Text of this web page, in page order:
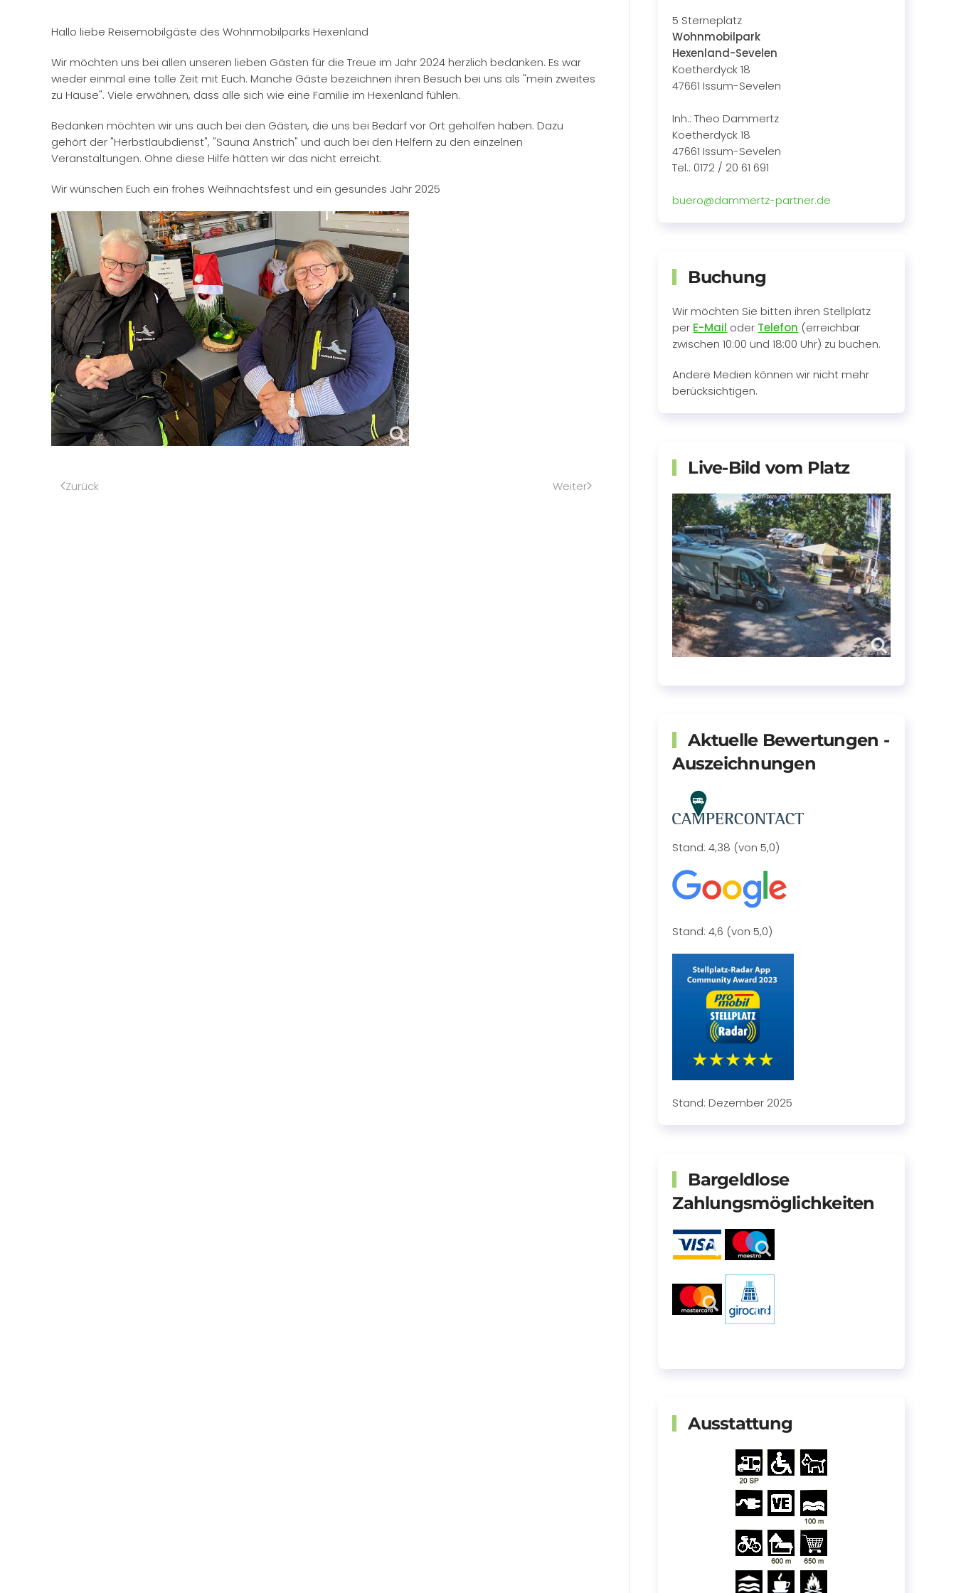
Hallo liebe Reisemobilgäste des Wohnmobilparks Hexenland
Wir möchten uns bei allen unseren lieben Gästen für die Treue im Jahr 2024 herzlich bedanken. Es war
wieder einmal eine tolle Zeit mit Euch. Manche Gäste bezeichnen ihren Besuch bei uns als "mein zweites
zu Hause". Viele erwähnen, dass alle sich wie eine Familie im Hexenland fühlen.
Bedanken möchten wir uns auch bei den Gästen, die uns bei Bedarf vor Ort geholfen haben. Dazu
gehört der "Herbstlaubdienst", "Sauna Anstrich" und auch bei den Helfern zu den einzelnen
Veranstaltungen. Ohne diese Hilfe hätten wir das nicht erreicht.
Wir wünschen Euch ein frohes Weihnachtsfest und ein gesundes Jahr 2025
Zurück Weiter
5 Sterneplatz
Wohnmobilpark
Hexenland-Sevelen
Koetherdyck 18
47661 Issum-Sevelen
Inh.: Theo Dammertz
Koetherdyck 18
47661 Issum-Sevelen
Tel.: 0172 / 20 61 691
buero@dammertz-partner.de
Buchung
Wir möchten Sie bitten ihren Stellplatz
per E-Mail oder Telefon (erreichbar
zwischen 10:00 und 18:00 Uhr) zu buchen.
Andere Medien können wir nicht mehr
berücksichtigen.
Live-Bild vom Platz
Aktuelle Bewertungen -
Auszeichnungen
Stand: 4,38 (von 5,0)
Stand: 4,6 (von 5,0)
Stand: Dezember 2025
Bargeldlose
Zahlungsmöglichkeiten
Ausstattung